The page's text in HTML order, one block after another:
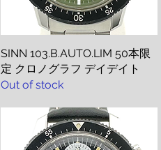
Quick View
SINN 103.B.AUTO.LIM 50本限
定 クロノグラフ デイデイト
Out of stock